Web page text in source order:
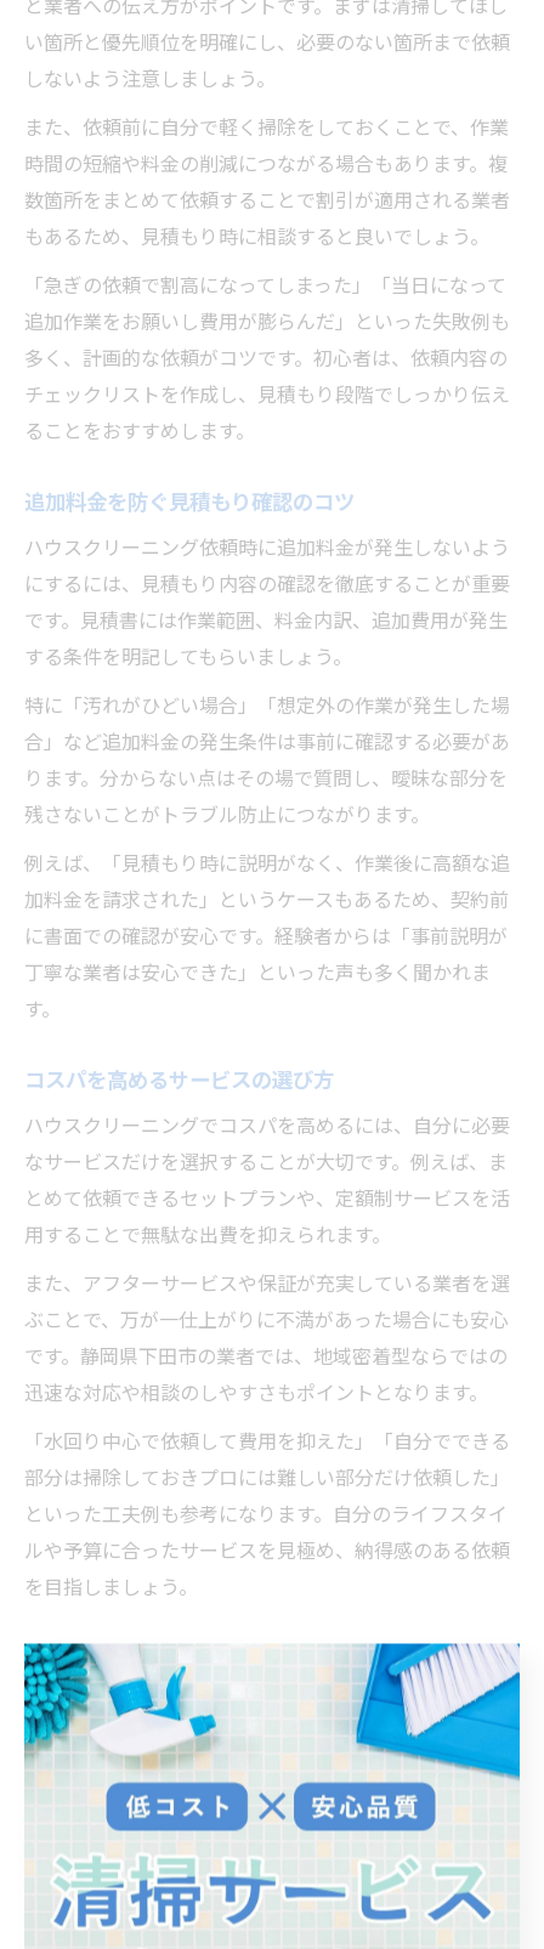
い箇所と優先順位を明確にし、必要のない箇所まで依頼
しないよう注意しましょう。
また、依頼前に自分で軽く掃除をしておくことで、作業
時間の短縮や料金の削減につながる場合もあります。複
数箇所をまとめて依頼することで割引が適用される業者
もあるため、見積もり時に相談すると良いでしょう。
「急ぎの依頼で割高になってしまった」「当日になって
追加作業をお願いし費用が膨らんだ」といった失敗例も
多く、計画的な依頼がコツです。初心者は、依頼内容の
チェックリストを作成し、見積もり段階でしっかり伝え
ることをおすすめします。
追加料金を防ぐ見積もり確認のコツ
ハウスクリーニング依頼時に追加料金が発生しないよう
にするには、見積もり内容の確認を徹底することが重要
です。見積書には作業範囲、料金内訳、追加費用が発生
する条件を明記してもらいましょう。
特に「汚れがひどい場合」「想定外の作業が発生した場
合」など追加料金の発生条件は事前に確認する必要があ
ります。分からない点はその場で質問し、曖昧な部分を
残さないことがトラブル防止につながります。
例えば、「見積もり時に説明がなく、作業後に高額な追
加料金を請求された」というケースもあるため、契約前
に書面での確認が安心です。経験者からは「事前説明が
丁寧な業者は安心できた」といった声も多く聞かれま
す。
コスパを高めるサービスの選び方
ハウスクリーニングでコスパを高めるには、自分に必要
なサービスだけを選択することが大切です。例えば、ま
とめて依頼できるセットプランや、定額制サービスを活
用することで無駄な出費を抑えられます。
また、アフターサービスや保証が充実している業者を選
ぶことで、万が一仕上がりに不満があった場合にも安心
です。静岡県下田市の業者では、地域密着型ならではの
迅速な対応や相談のしやすさもポイントとなります。
「水回り中心で依頼して費用を抑えた」「自分でできる
部分は掃除しておきプロには難しい部分だけ依頼した」
といった工夫例も参考になります。自分のライフスタイ
ルや予算に合ったサービスを見極め、納得感のある依頼
を目指しましょう。
こだわり派が知っておきたい清掃
サービス事情
ハウスクリーニングで重視すべき作業内容
ハウスクリーニングを依頼する際、どのような作業内容
が含まれるかを明確に確認することが非常に重要です。